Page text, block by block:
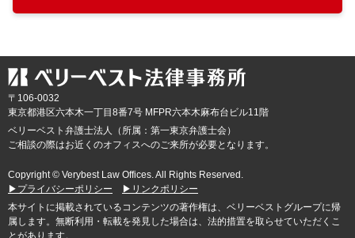
〒106-0032
東京都港区六本木一丁目8番7号 MFPR六本木麻布台ビル11階
ベリーベスト弁護士法人（所属：第一東京弁護士会）
ご相談の際はお近くのオフィスへのご来所が必要となります。
Copyright © Verybest Law Offices. All Rights Reserved.
▶プライバシーポリシー
▶リンクポリシー
本サイトに掲載されているコンテンツの著作権は、ベリーベストグループに帰
属します。無断利用・転載を発見した場合は、法的措置を取らせていただくこ
とがあります。